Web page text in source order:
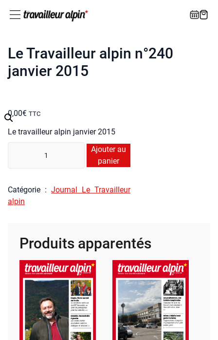
Le Travailleur alpin n°240
janvier 2015
0,00€ TTC
Le tra­vailleur alpin jan­vier 2015
té
Le
Tra­
n°240
2015
Ajouter au
panier
Caté­go­rie : Jour­nal Le Tra­vailleur
alpin
Produits apparentés